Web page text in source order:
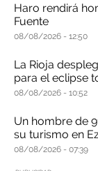
Haro rendirá
Fuente
08/08/2026 12:50
La Rioja
para el eclipse
08/08/2026 10:52
Un hombre de
su turismo en
08/08/2026 07:39